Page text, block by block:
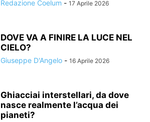
Redazione Coelum - 17 Aprile 2026
DOVE VA A FINIRE LA LUCE NEL
CIELO?
Giuseppe D'Angelo - 16 Aprile 2026
Ghiacciai interstellari, da dove
nasce realmente l’acqua dei
pianeti?